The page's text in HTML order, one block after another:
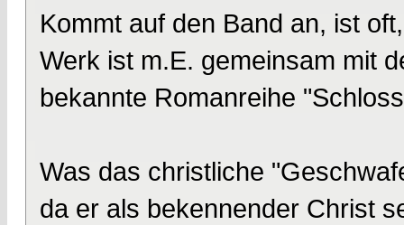
Kommt auf den Band an, ist
Werk ist m.E. gemeinsam mit
bekannte Romanreihe
Was das christliche
da er als bekennender Christ